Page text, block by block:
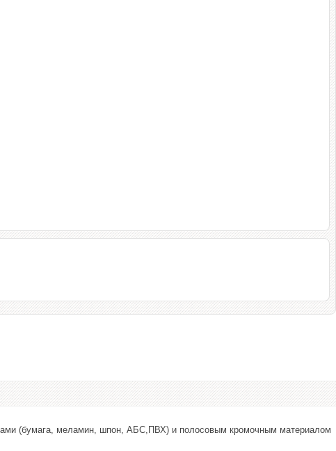
(бумага, меламин, шпон, АБС,ПВХ) и полосовым кромочным материалом